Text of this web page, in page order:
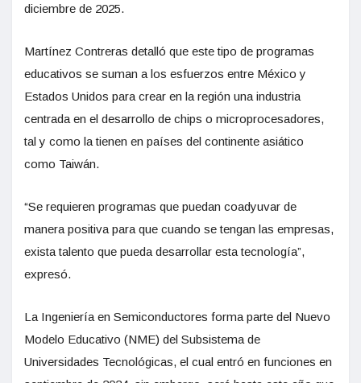
diciembre de 2025.
Martínez Contreras detalló que este tipo de programas
educativos se suman a los esfuerzos entre México y
Estados Unidos para crear en la región una industria
centrada en el desarrollo de chips o microprocesadores,
tal y como la tienen en países del continente asiático
como Taiwán.
“Se requieren programas que puedan coadyuvar de
manera positiva para que cuando se tengan las empresas,
exista talento que pueda desarrollar esta tecnología”,
expresó.
La Ingeniería en Semiconductores forma parte del Nuevo
Modelo Educativo (NME) del Subsistema de
Universidades Tecnológicas, el cual entró en funciones en